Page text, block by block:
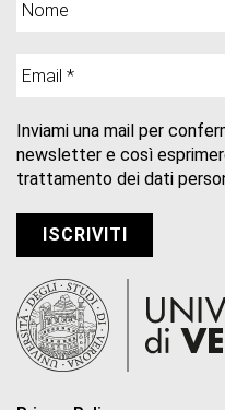
Inviami una mail per
newsletter e così
trattamento dei dati